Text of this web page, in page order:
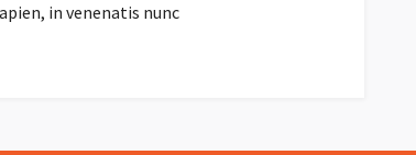
in venenatis nunc